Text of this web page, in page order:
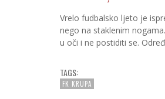
Vrelo fudbalsko ljeto je
nego na staklenim
u oči i ne postiditi se.
TAGS:
FK KRUPA